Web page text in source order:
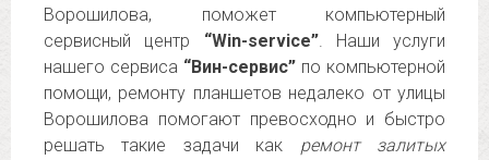
Ворошилова, поможет компьютерный
сервисный центр “Win-service”. Наши услуги
нашего сервиса “Вин-сервис” по компьютерной
помощи, ремонту планшетов недалеко от улицы
Ворошилова помогают превосходно и быстро
решать такие задачи как ремонт залитых